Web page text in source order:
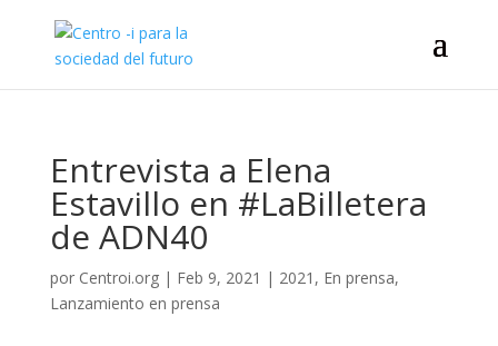
Entrevista a Elena
Estavillo en #LaBilletera
de ADN40
por Centroi.org| Feb 9, 2021 | 2021 , En prensa,
Lanzamiento en prensa